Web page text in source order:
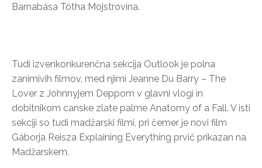
Barnabása Tótha Mojstrovina.
Tudi izvenkonkurenčna sekcija Outlook je polna
zanimivih filmov, med njimi Jeanne Du Barry – The
Lover z Johnnyjem Deppom v glavni vlogi in
dobitnikom canske zlate palme Anatomy of a Fall. V isti
sekciji so tudi madžarski filmi, pri čemer je novi film
Gáborja Reisza Explaining Everything prvič prikazan na
Madžarskem.